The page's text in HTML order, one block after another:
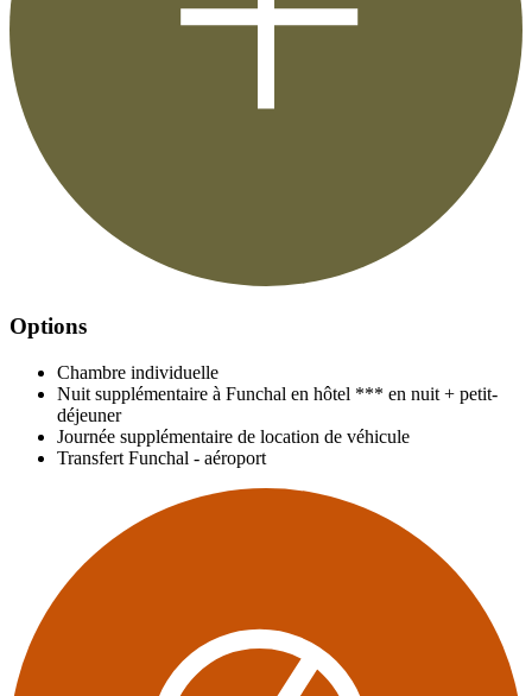
Options
Chambre individuelle
Nuit supplémentaire à Funchal en hôtel *** en nuit + petit-
déjeuner
Journée supplémentaire de location de véhicule
Transfert Funchal - aéroport